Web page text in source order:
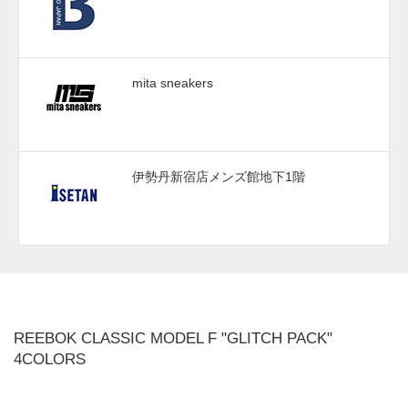
mita sneakers
伊勢丹新宿店メンズ館地下1階
REEBOK CLASSIC MODEL F "GLITCH PACK"
4COLORS